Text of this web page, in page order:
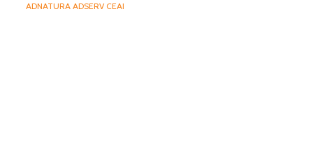
ADNATURA ADSERV CEAI